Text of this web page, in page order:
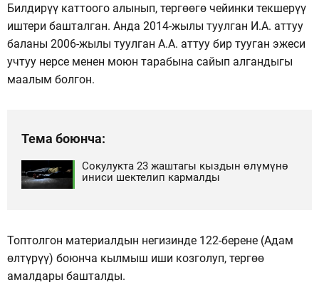
Билдирүү каттоого алынып, тергөөгө чейинки текшерүү
иштери башталган. Анда 2014-жылы туулган И.А. аттуу
баланы 2006-жылы туулган А.А. аттуу бир тууган эжеси
учтуу нерсе менен моюн тарабына сайып алгандыгы
маалым болгон.
Тема боюнча:
Сокулукта 23 жаштагы кыздын өлүмүнө
иниси шектелип кармалды
Топтолгон материалдын негизинде 122-берене (Адам
өлтүрүү) боюнча кылмыш иши козголуп, тергөө
амалдары башталды.